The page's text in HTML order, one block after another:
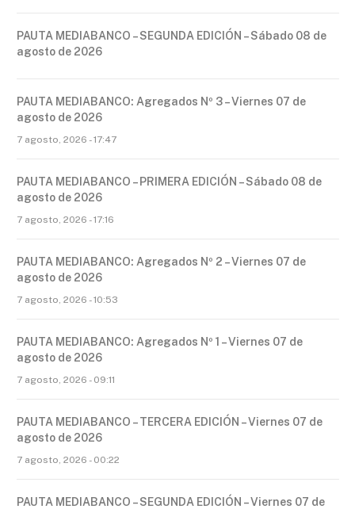
PAUTA MEDIABANCO – SEGUNDA EDICIÓN – Sábado 08 de
agosto de 2026
PAUTA MEDIABANCO: Agregados Nº 3 – Viernes 07 de
agosto de 2026
7 agosto, 2026 - 17:47
PAUTA MEDIABANCO – PRIMERA EDICIÓN – Sábado 08 de
agosto de 2026
7 agosto, 2026 - 17:16
PAUTA MEDIABANCO: Agregados Nº 2 – Viernes 07 de
agosto de 2026
7 agosto, 2026 - 10:53
PAUTA MEDIABANCO: Agregados Nº 1 – Viernes 07 de
agosto de 2026
7 agosto, 2026 - 09:11
PAUTA MEDIABANCO – TERCERA EDICIÓN – Viernes 07 de
agosto de 2026
7 agosto, 2026 - 00:22
PAUTA MEDIABANCO – SEGUNDA EDICIÓN – Viernes 07 de